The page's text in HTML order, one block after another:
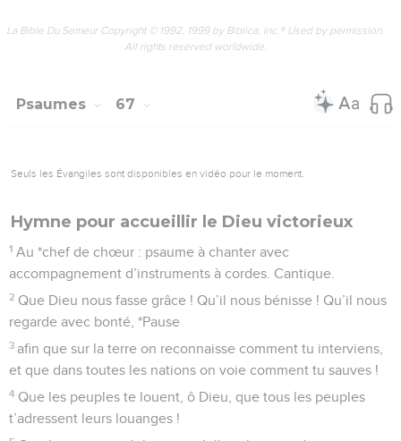
La Bible Du Semeur Copyright © 1992, 1999 by Biblica, Inc.® Used by permission.
All rights reserved worldwide.
Psaumes 67
Seuls les Évangiles sont disponibles en vidéo pour le moment.
Hymne pour accueillir le Dieu victorieux
1 Au *chef de chœur : psaume à chanter avec
accompagnement d’instruments à cordes. Cantique.
2 Que Dieu nous fasse grâce ! Qu’il nous bénisse ! Qu’il nous
regarde avec bonté, *Pause
3 afin que sur la terre on reconnaisse comment tu interviens,
et que dans toutes les nations on voie comment tu sauves !
4 Que les peuples te louent, ô Dieu, que tous les peuples
t’adressent leurs louanges !